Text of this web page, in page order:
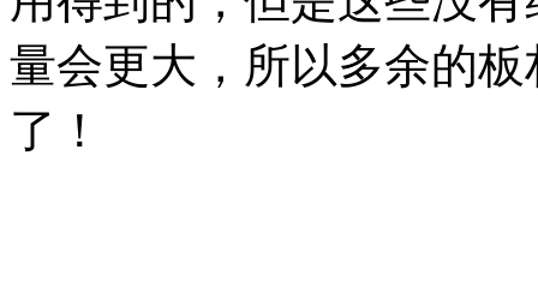
量会更大，所以多余的
了！